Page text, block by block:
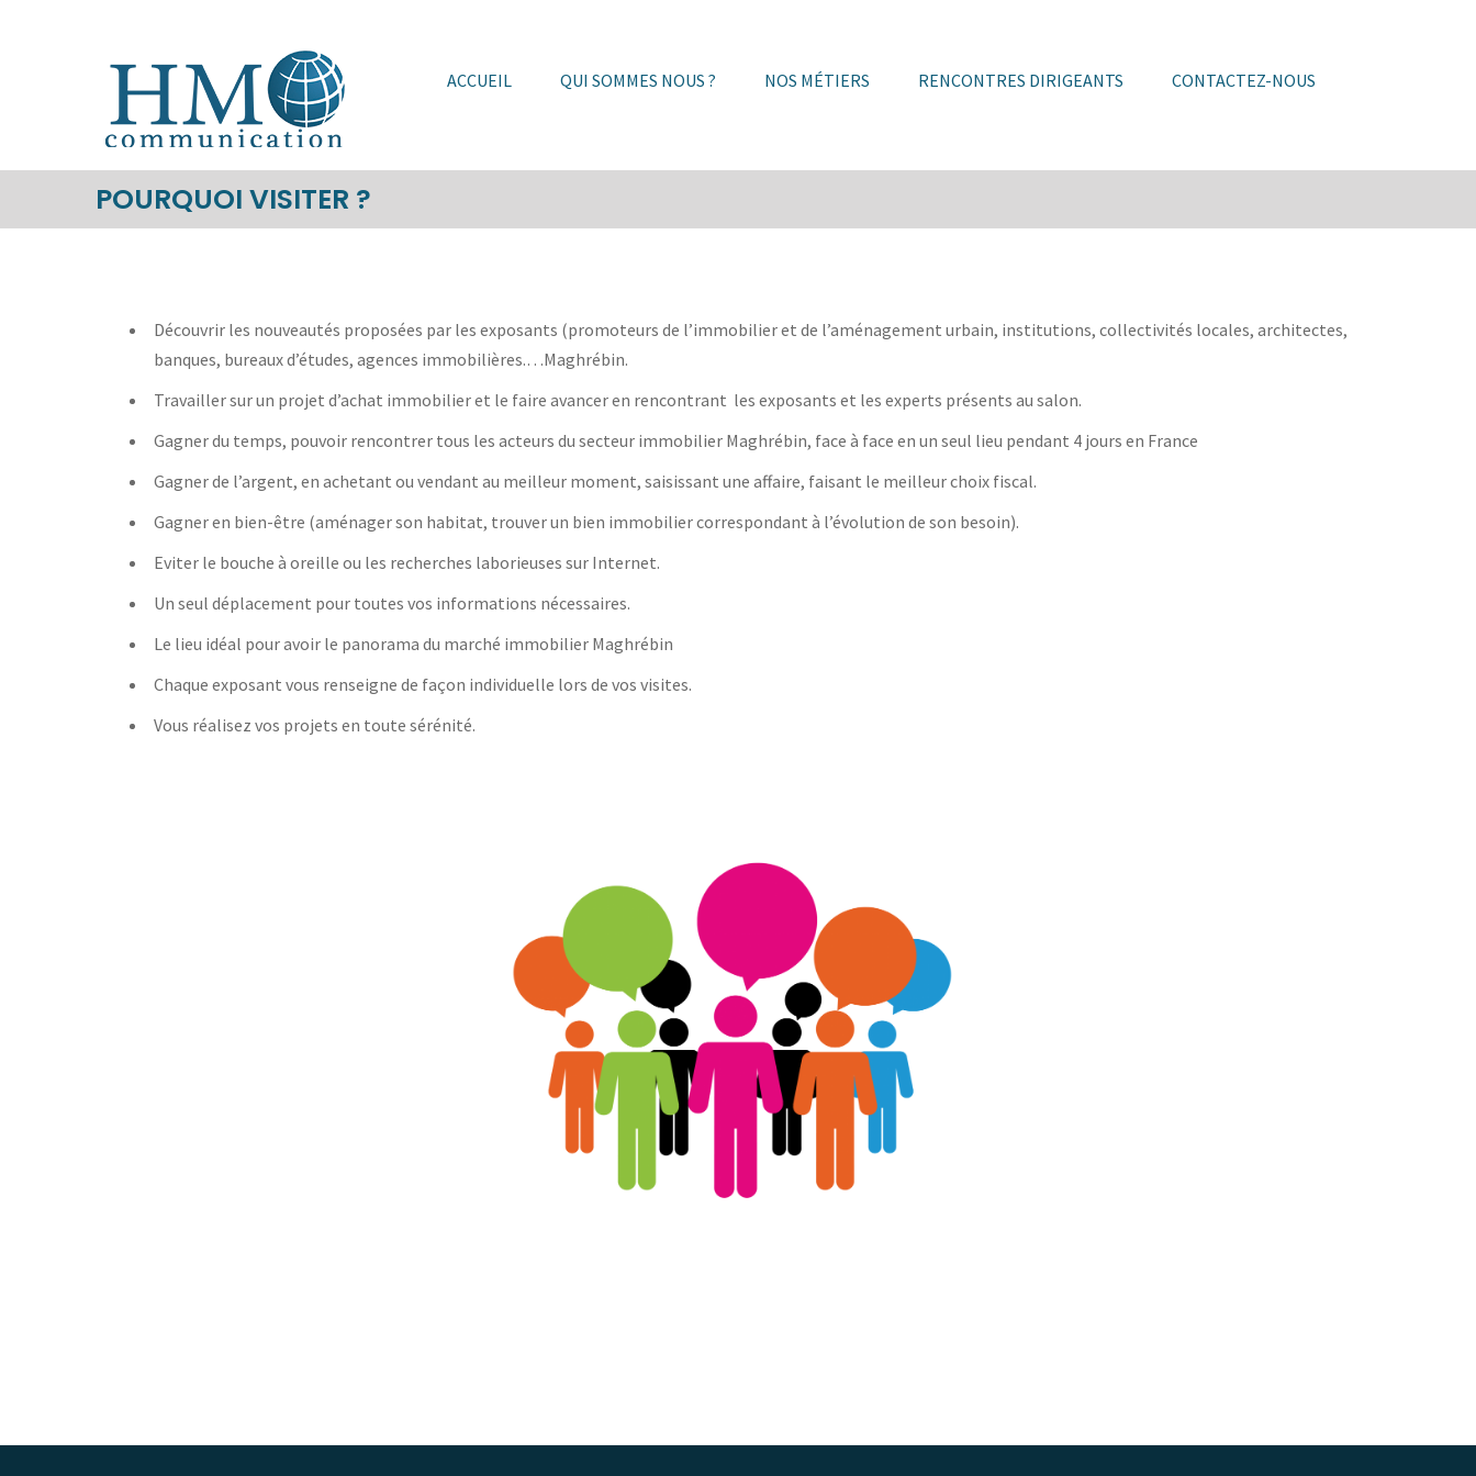
ACCUEIL QUI SOMMES NOUS ? NOS MÉTIERS RENCONTRES DIRIGEANTS CONTACTEZ-NOUS
POURQUOI VISITER ?
Découvrir les nouveautés proposées par les exposants (promoteurs de l’immobilier et de l’aménagement urbain, institutions, collectivités locales, architectes,
banques, bureaux d’études, agences immobilières.…Maghrébin.
Travailler sur un projet d’achat immobilier et le faire avancer en rencontrant les exposants et les experts présents au salon.
Gagner du temps, pouvoir rencontrer tous les acteurs du secteur immobilier Maghrébin, face à face en un seul lieu pendant 4 jours en France
Gagner de l’argent, en achetant ou vendant au meilleur moment, saisissant une affaire, faisant le meilleur choix fiscal.
Gagner en bien-être (aménager son habitat, trouver un bien immobilier correspondant à l’évolution de son besoin).
Eviter le bouche à oreille ou les recherches laborieuses sur Internet.
Un seul déplacement pour toutes vos informations nécessaires.
Le lieu idéal pour avoir le panorama du marché immobilier Maghrébin
Chaque exposant vous renseigne de façon individuelle lors de vos visites.
Vous réalisez vos projets en toute sérénité.